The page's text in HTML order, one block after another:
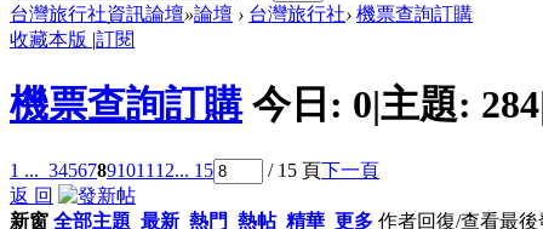
台灣旅行社資訊論壇»論壇 › 台灣旅行社› 機票查詢訂購
收藏本版 |訂閱
機票查詢訂購 今日: 0|主題: 284
1 ... 34567891011 12... 15 / 15 頁下一頁
返 回
新窗 全部主題 最新 熱門 熱帖 精華 更多 作者回復/查看最後